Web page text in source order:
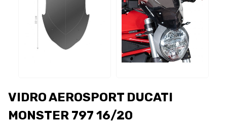
VIDRO AEROSPORT DUCATI
MONSTER 797 16/20